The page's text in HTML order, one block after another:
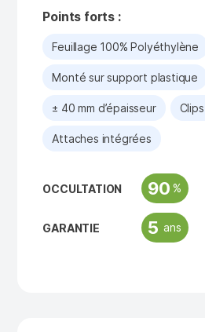
Points forts :
Feuillage 100% Polyéthylène
Monté sur support plastique
± 40 mm d’épaisseur
Attaches intégrées
OCCULTATION 90 %
GARANTIE 5 ans